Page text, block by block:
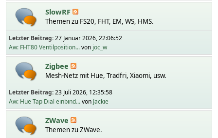
SlowRF
Themen zu FS20, FHT, EM, WS, HMS.
Letzter Beitrag:27 Januar 2026, 22:06:52
Aw: FHT80 Ventilposition...von joc_w
Zigbee
Mesh-Netz mit Hue, Tradfri, Xiaomi, usw.
Letzter Beitrag:23 Juli 2026, 12:35:58
Aw: Hue Tap Dial einbind...von Jackie
ZWave
Themen zu ZWave.